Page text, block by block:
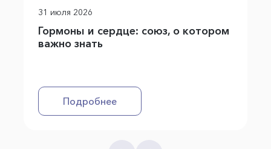
31 июля 2026
Гормоны и сердце: союз, о котором
важно знать
Подробнее